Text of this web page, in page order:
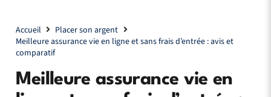
Accueil
Placer son argent
Meilleure assurance vie en ligne et sans frais d’entrée : avis et
comparatif
Meilleure assurance vie en